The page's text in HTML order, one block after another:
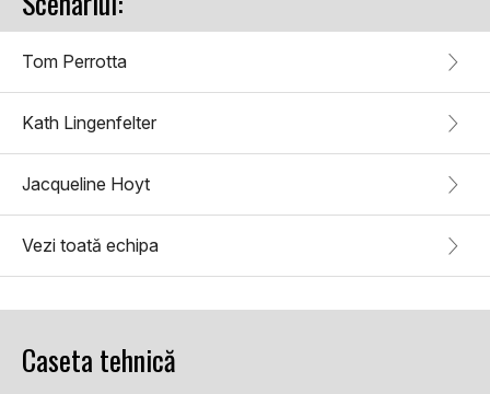
Tom Perrotta
Kath Lingenfelter
Jacqueline Hoyt
Vezi toată echipa
Caseta tehnică